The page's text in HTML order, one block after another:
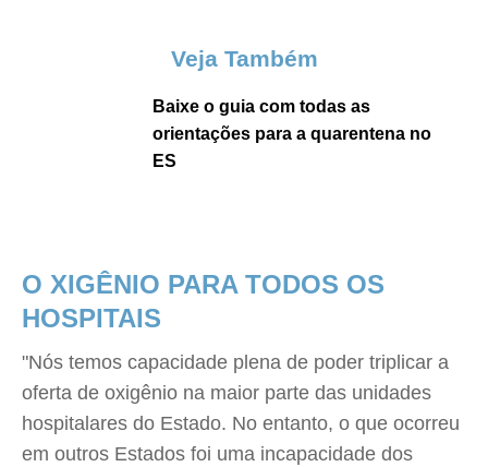
Veja Também
Baixe o guia com todas as
orientações para a quarentena no
ES
O XIGÊNIO PARA TODOS OS
HOSPITAIS
"Nós temos capacidade plena de poder triplicar a
oferta de oxigênio na maior parte das unidades
hospitalares do Estado. No entanto, o que ocorreu
em outros Estados foi uma incapacidade dos